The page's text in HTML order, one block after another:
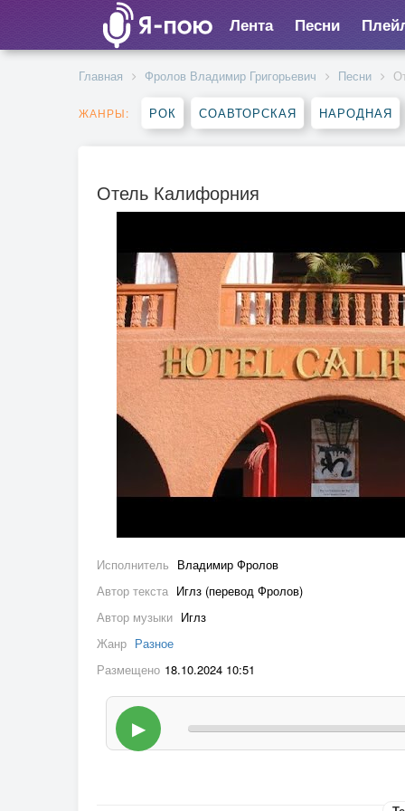
Лента Песни
Главная Фролов Владимир Григорьевич Песни
ЖАНРЫ: РОК СОАВТОРСКАЯ НАРОДНАЯ
Отель Калифорния
Исполнитель Владимир Фролов
Автор текста Иглз (перевод Фролов)
Автор музыки Иглз
Жанр Разное
Размещено 18.10.2024 10:51
▶